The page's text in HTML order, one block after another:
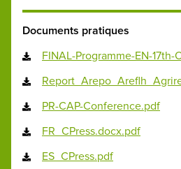
Documents pratiques
FINAL-Programme-EN-17th-
PR-CAP-Conference.pdf
FR_CPress.docx.pdf
ES_CPress.pdf